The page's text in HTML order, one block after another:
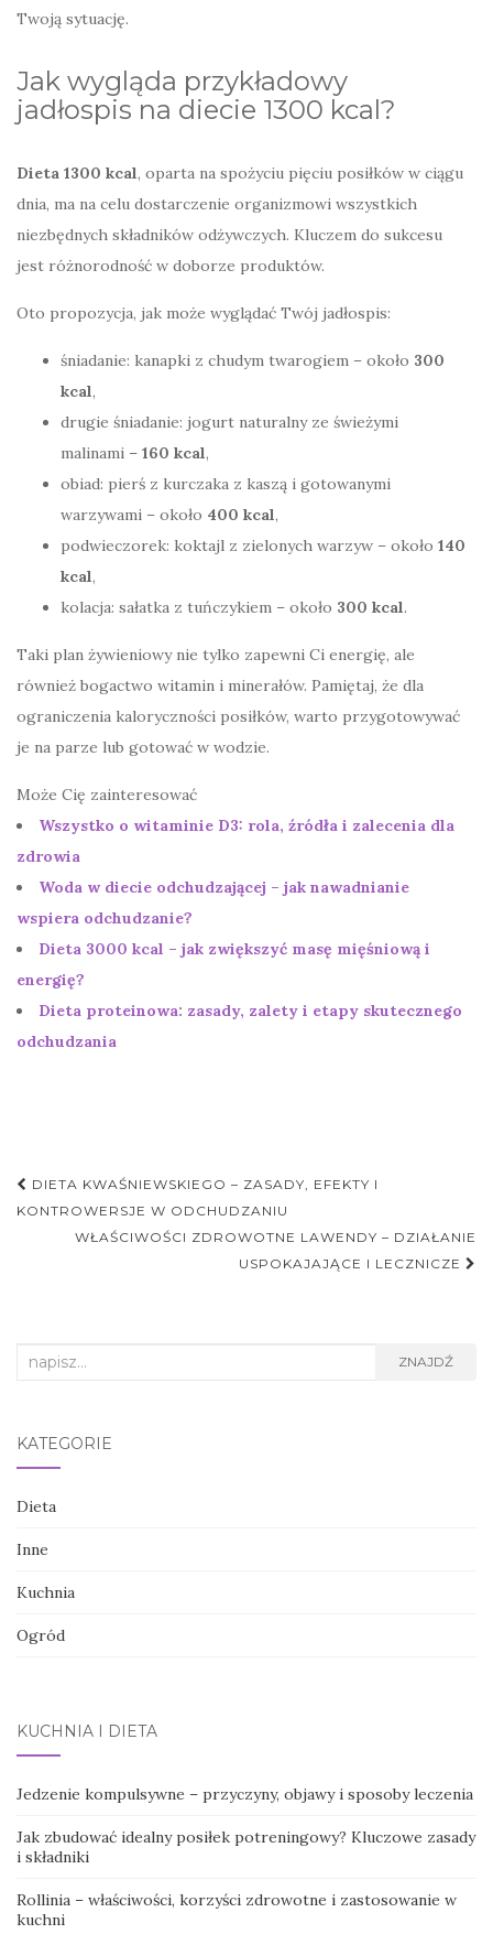
Twoją sytuację.
Jak wygląda przykładowy
jadłospis na diecie 1300 kcal?
Dieta 1300 kcal, oparta na spożyciu pięciu posiłków w ciągu
dnia, ma na celu dostarczenie organizmowi wszystkich
niezbędnych składników odżywczych. Kluczem do sukcesu
jest różnorodność w doborze produktów.
Oto propozycja, jak może wyglądać Twój jadłospis:
śniadanie: kanapki z chudym twarogiem – około 300
kcal,
drugie śniadanie: jogurt naturalny ze świeżymi
malinami – 160 kcal,
obiad: pierś z kurczaka z kaszą i gotowanymi
warzywami – około 400 kcal,
podwieczorek: koktajl z zielonych warzyw – około 140
kcal,
kolacja: sałatka z tuńczykiem – około 300 kcal.
Taki plan żywieniowy nie tylko zapewni Ci energię, ale
również bogactwo witamin i minerałów. Pamiętaj, że dla
ograniczenia kaloryczności posiłków, warto przygotowywać
je na parze lub gotować w wodzie.
Może Cię zainteresować
Wszystko o witaminie D3: rola, źródła i zalecenia dla
zdrowia
Woda w diecie odchudzającej – jak nawadnianie
wspiera odchudzanie?
Dieta 3000 kcal – jak zwiększyć masę mięśniową i
energię?
Dieta proteinowa: zasady, zalety i etapy skutecznego
odchudzania
Nawigacja
postu
DIETA KWAŚNIEWSKIEGO – ZASADY, EFEKTY I
KONTROWERSJE W ODCHUDZANIU
WŁAŚCIWOŚCI ZDROWOTNE LAWENDY – DZIAŁANIE
USPOKAJAJĄCE I LECZNICZE
Search
ZNAJDŹ
KATEGORIE
Dieta
Inne
Kuchnia
Ogród
KUCHNIA I DIETA
Jedzenie kompulsywne – przyczyny, objawy i sposoby leczenia
Jak zbudować idealny posiłek potreningowy? Kluczowe zasady
i składniki
Rollinia – właściwości, korzyści zdrowotne i zastosowanie w
kuchni